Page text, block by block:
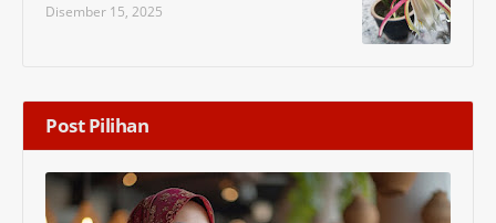
Disember 15, 2025
Post Pilihan